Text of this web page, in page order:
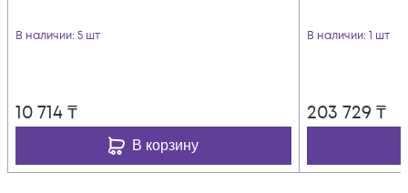
В наличии: 5 шт
10 714₸
В корзину
В наличии: 1 шт
203 729 ₸